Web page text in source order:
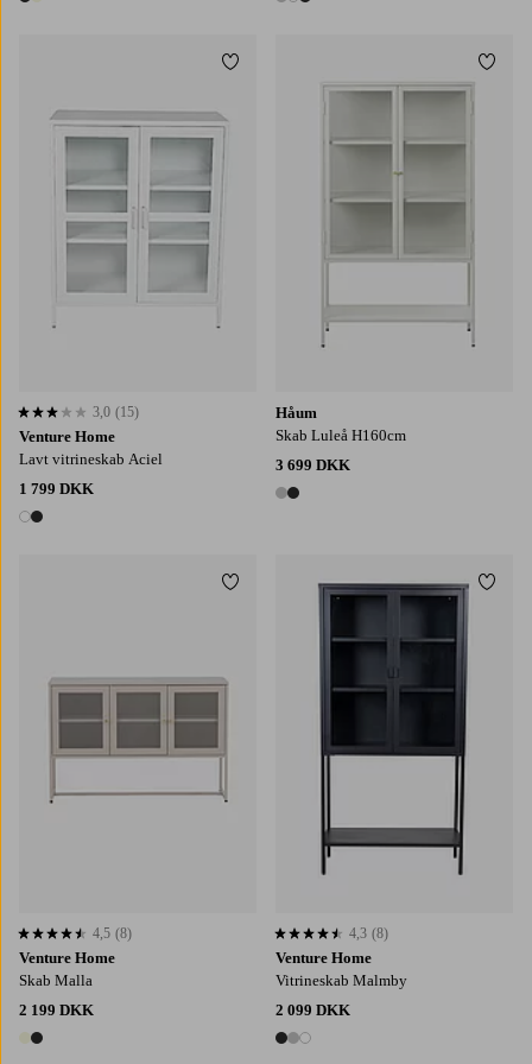
2 farver 3 farver
Venture Home
Lavt vitrineskab Aciel
1 799 DKK
2 farver
3,0 baseret på 15 bedømmelser
3,0 (15)
Tilføj til favoritter
Håum
Skab Luleå H160cm
3 699 DKK
2 farver
Venture Home
Skab Malla
2 199 DKK
2 farver
4,5 baseret på 8 bedømmelser
4,5 (8)
Tilføj til favoritter
Venture Home
Vitrineskab Malmby
2 099 DKK
3 farver
4,3 baseret på 8 bedømmelser
4,3 (8)